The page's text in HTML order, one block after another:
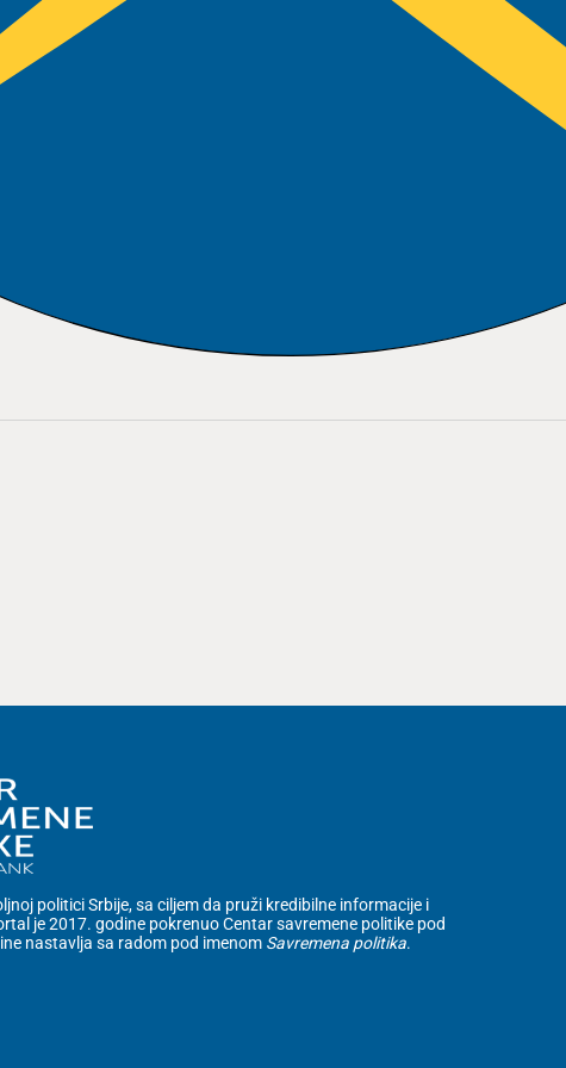
politici Srbije, sa ciljem da pruži kredibilne informacije i
je 2017. godine pokrenuo Centar savremene politike pod
nastavlja sa radom pod imenom Savremena politika.